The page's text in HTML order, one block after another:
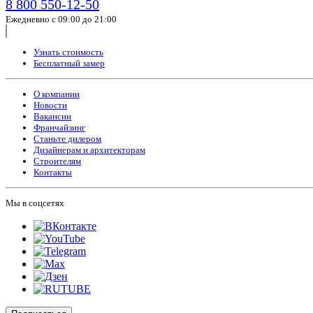
8 800 550-12-50
Ежедневно с 09:00 до 21:00
Узнать стоимость
Бесплатный замер
О компании
Новости
Вакансии
Франчайзинг
Станьте дилером
Дизайнерам и архитекторам
Строителям
Контакты
Мы в соцсетях